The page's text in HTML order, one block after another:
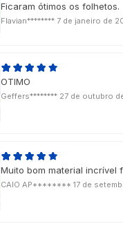
Ficaram ótimos os folhetos.
Flavian******** 7 de janeiro de
OTIMO
Geffers******** 27 de outubro
Muito bom material incrível
CAIO AP******** 17 de